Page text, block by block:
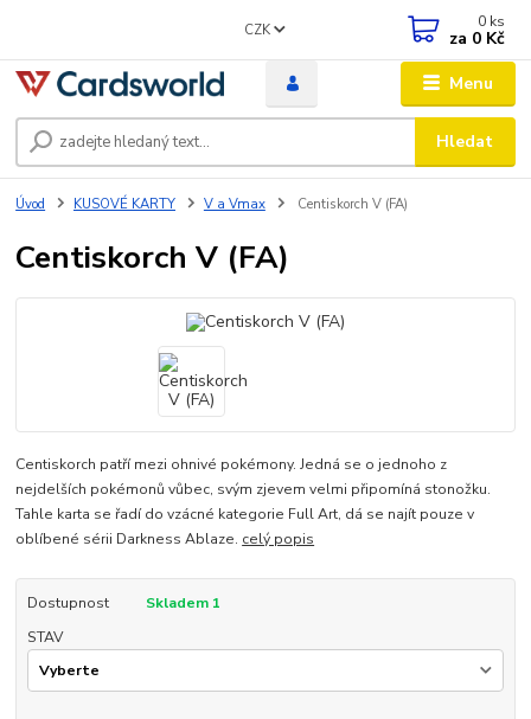
Menu
CZK
Hledat
0 ks
za 0 Kč
Úvod KUSOVÉ KARTY V a Vmax Centiskorch V (FA)
Centiskorch V (FA)
Centiskorch patří mezi ohnivé pokémony. Jedná se o jednoho z
nejdelších pokémonů vůbec, svým zjevem velmi připomíná stonožku.
Tahle karta se řadí do vzácné kategorie Full Art, dá se najít pouze v
oblíbené sérii Darkness Ablaze. celý popis
Dostupnost
Skladem 1
STAV